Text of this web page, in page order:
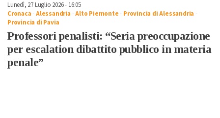
Lunedì, 27 Luglio 2026 - 16:05
Cronaca-Alessandria -Alto Piemonte- Provincia di Alessandria -
Provincia di Pavia
Professori penalisti: “Seria preoccupazione
per escalation dibattito pubblico in materia
penale”